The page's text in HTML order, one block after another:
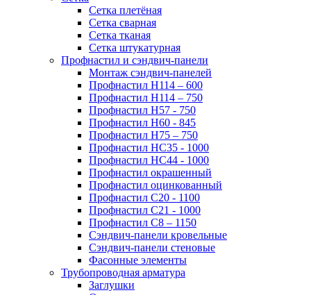
Сетка плетёная
Сетка сварная
Сетка тканая
Сетка штукатурная
Профнастил и сэндвич-панели
Монтаж сэндвич-панелей
Профнастил Н114 – 600
Профнастил Н114 – 750
Профнастил Н57 - 750
Профнастил Н60 - 845
Профнастил Н75 – 750
Профнастил НС35 - 1000
Профнастил НС44 - 1000
Профнастил окрашенный
Профнастил оцинкованный
Профнастил С20 - 1100
Профнастил С21 - 1000
Профнастил С8 – 1150
Сэндвич-панели кровельные
Сэндвич-панели стеновые
Фасонные элементы
Трубопроводная арматура
Заглушки